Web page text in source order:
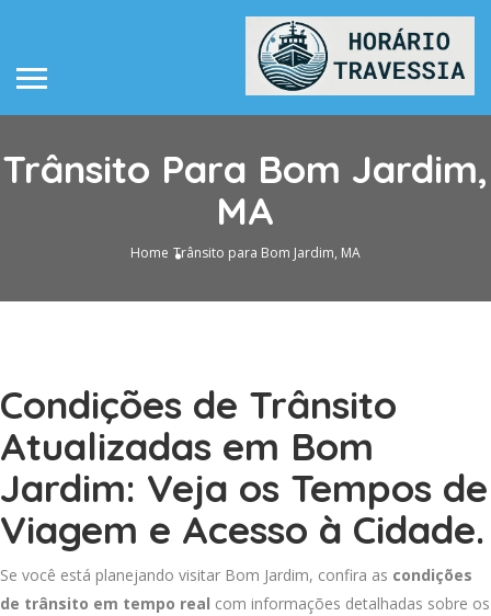
Trânsito Para Bom Jardim,
MA
Home Trânsito para Bom Jardim, MA
Condições de Trânsito
Atualizadas em Bom
Jardim: Veja os Tempos de
Viagem e Acesso à Cidade.
Se você está planejando visitar Bom Jardim, confira as condições
de trânsito em tempo real com informações detalhadas sobre os